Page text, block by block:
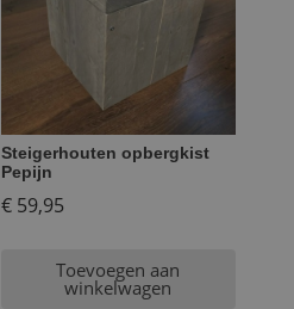
Steigerhouten opbergkist
Pepijn
€59,95
Toevoegen aan
winkelwagen